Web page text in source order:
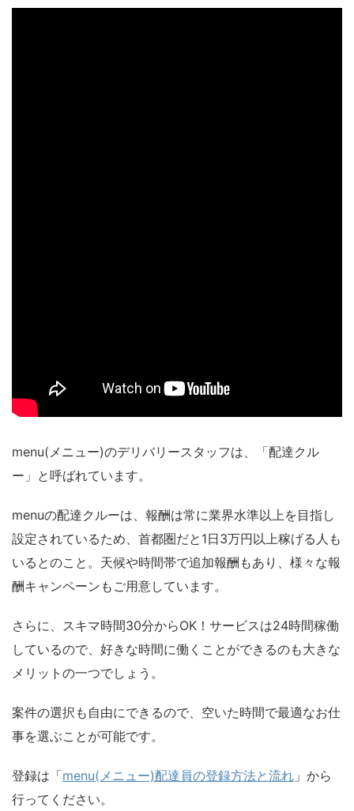
menu(メニュー)のデリバリースタッフは、「配達クル
ー」と呼ばれています。
menuの配達クルーは、報酬は常に業界水準以上を目指し
設定されているため、首都圏だと1日3万円以上稼げる人も
いるとのこと。天候や時間帯で追加報酬もあり、様々な報
酬キャンペーンもご用意しています。
さらに、スキマ時間30分からOK！サービスは24時間稼働
しているので、好きな時間に働くことができるのも大きな
メリットの一つでしょう。
案件の選択も自由にできるので、空いた時間で最適なお仕
事を選ぶことが可能です。
登録は「menu(メニュー)配達員の登録方法と流れ 」から
行ってください。